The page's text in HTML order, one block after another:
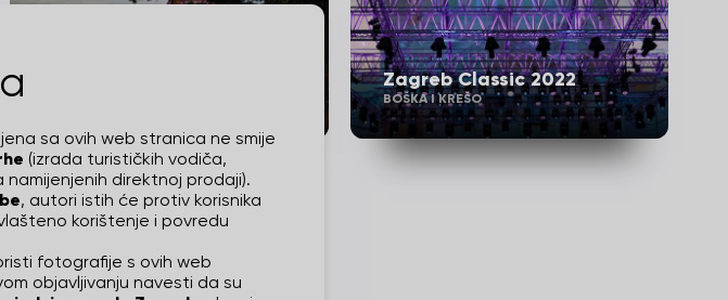
Zagreb Classic 2022
BOŠKA I KREŠO
sa ovih web stranica ne smije
(izrada turističkih vodiča,
direktnoj prodaji).
, autori istih će protiv korisnika
korištenje i povredu
fotografije s ovih web
objavljivanju navesti da su